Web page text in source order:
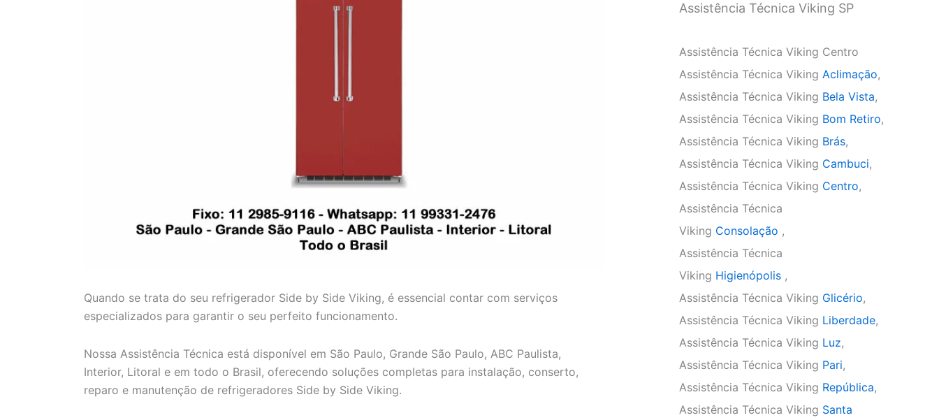
Quando se trata do seu refrigerador Side by Side Viking, é essencial contar com serviços
especializados para garantir o seu perfeito funcionamento.
Nossa Assistência Técnica está disponível em São Paulo, Grande São Paulo, ABC Paulista,
Interior, Litoral e em todo o Brasil, oferecendo soluções completas para instalação, conserto,
reparo e manutenção de refrigeradores Side by Side Viking.
Assistência Técnica Viking SP
Assistência Técnica Viking Centro
Assistência Técnica Viking Aclimação,
Assistência Técnica Viking Bela Vista,
Assistência Técnica Viking Bom Retiro,
Assistência Técnica Viking Brás,
Assistência Técnica Viking Cambuci,
Assistência Técnica Viking Centro,
Assistência Técnica
Viking Consolação ,
Assistência Técnica
Viking Higienópolis ,
Assistência Técnica Viking Glicério,
Assistência Técnica Viking Liberdade,
Assistência Técnica Viking Luz,
Assistência Técnica Viking Pari,
Assistência Técnica Viking República,
Assistência Técnica Viking Santa